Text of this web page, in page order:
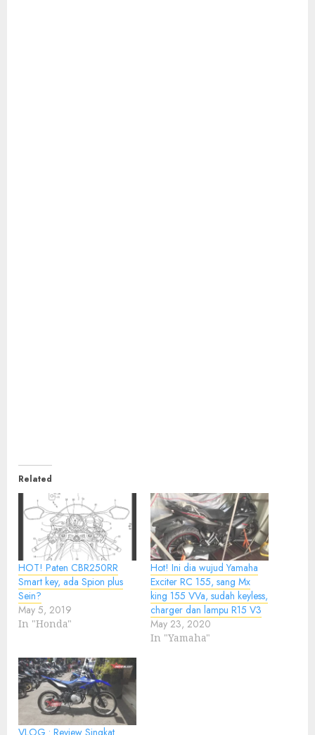
Related
HOT! Paten CBR250RR
Smart key, ada Spion plus
Sein?
May 5, 2019
In "Honda"
Hot! Ini dia wujud Yamaha
Exciter RC 155, sang Mx
king 155 VVa, sudah keyless,
charger dan lampu R15 V3
May 23, 2020
In "Yamaha"